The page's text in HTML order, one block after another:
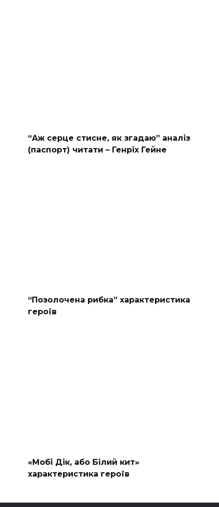
“Аж серце стисне, як згадаю” аналіз
(паспорт) читати – Генріх Гейне
“Позолочена рибка” характеристика
героїв
«Мобі Дік, або Білий кит»
характеристика героїв